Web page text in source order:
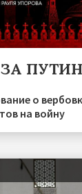
о
на войну